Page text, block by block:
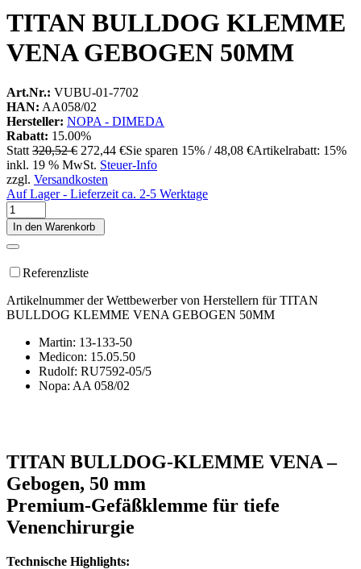
TITAN BULLDOG KLEMME
VENA GEBOGEN 50MM
Art.Nr.: VUBU-01-7702
HAN: AA058/02
Hersteller: NOPA - DIMEDA
Rabatt: 15.00%
Statt 320,52 € 272,44 €Sie sparen 15% / 48,08 €Artikelrabatt: 15%
inkl. 19 % MwSt. Steuer-Info
zzgl. Versandkosten
Auf Lager - Lieferzeit ca. 2-5 Werktage
In den Warenkorb
Referenzliste
Artikelnummer der Wettbewerber von Herstellern für TITAN
BULLDOG KLEMME VENA GEBOGEN 50MM
Martin: 13-133-50
Medicon: 15.05.50
Rudolf: RU7592-05/5
Nopa: AA 058/02
TITAN BULLDOG-KLEMME VENA –
Gebogen, 50 mm
Premium-Gefäßklemme für tiefe
Venenchirurgie
Technische Highlights: